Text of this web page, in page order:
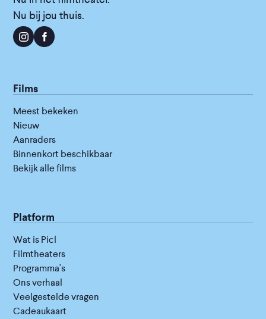
Nu bij jou thuis.
Films
Meest bekeken
Nieuw
Aanraders
Binnenkort beschikbaar
Bekijk alle films
Platform
Wat is Picl
Filmtheaters
Programma's
Ons verhaal
Veelgestelde vragen
Cadeaukaart